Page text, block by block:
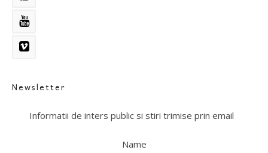
Newsletter
Informatii de inters public si stiri trimise prin email
Name